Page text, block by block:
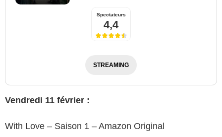
Spectateurs
4,4
STREAMING
Vendredi 11 février :
With Love – Saison 1 – Amazon Original